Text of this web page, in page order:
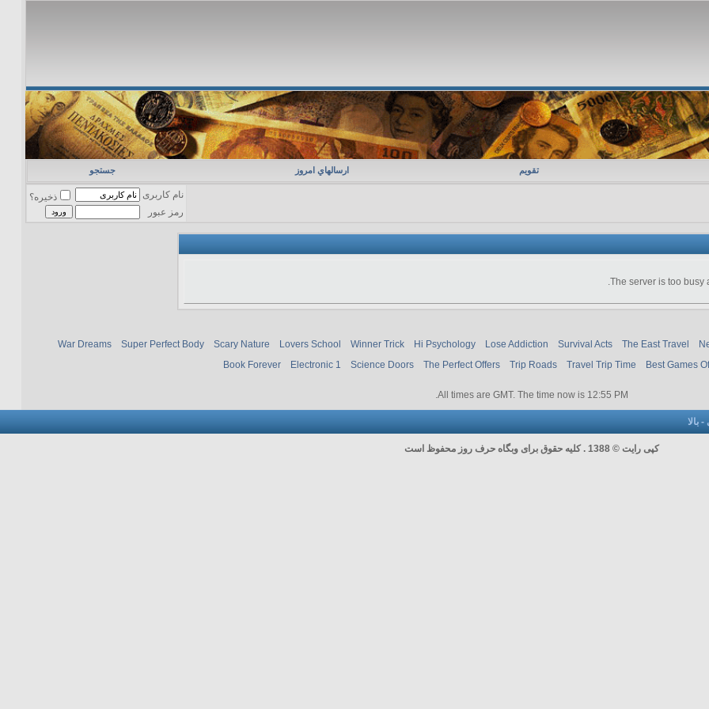
تقویم ارسالهاي امروز جستجو
نام کاربری
ذخیره؟
رمز عبور
The server is too busy
War Dreams Super Perfect Body Scary Nature Lovers School Winner Trick Hi Psychology Lose Addiction Survival Acts The East Travel
Book Forever
Electronic 1 Science Doors The Perfect Offers Trip Roads Travel Trip Time Best Games Of
All times are GMT. The time now is 12:55 PM
.
- بالا
کپی رایت © 1388 . کلیه حقوق برای وبگاه حرف روز محفوظ است